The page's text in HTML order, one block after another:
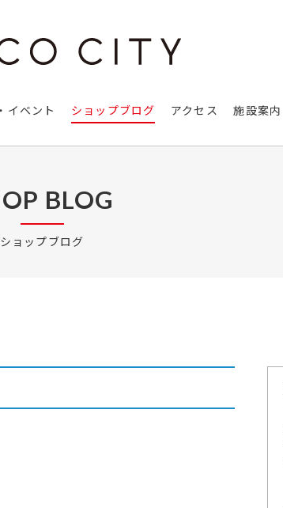
イベント ショップブログ アクセス 施設案内
BLOG
ショップブログ